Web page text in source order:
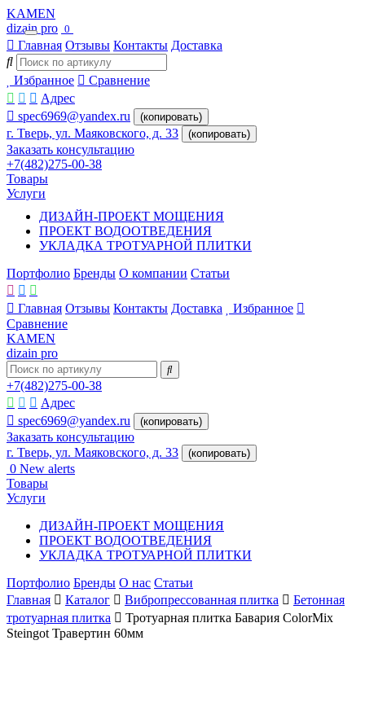
KAMEN
dizain pro 0
Главная Отзывы Контакты Доставка
Избранное
Сравнение
Адрес
spec6969@yandex.ru
(копировать)
г. Тверь, ул. Маяковского, д. 33 (копировать)
Заказать консультацию
+7(482)275-00-38
Товары
Услуги
ДИЗАЙН-ПРОЕКТ МОЩЕНИЯ
ПРОЕКТ ВОДООТВЕДЕНИЯ
УКЛАДКА ТРОТУАРНОЙ ПЛИТКИ
Портфолио Бренды О компании Статьи
Главная Отзывы Контакты Доставка
Избранное
Сравнение
KAMEN
dizain pro
+7(482)275-00-38
Адрес
spec6969@yandex.ru
(копировать)
Заказать консультацию
г. Тверь, ул. Маяковского, д. 33
(копировать)
0 New alerts
Товары
Услуги
ДИЗАЙН-ПРОЕКТ МОЩЕНИЯ
ПРОЕКТ ВОДООТВЕДЕНИЯ
УКЛАДКА ТРОТУАРНОЙ ПЛИТКИ
Портфолио Бренды О нас Статьи
Главная
Каталог Вибропрессованная плитка
Бетонная
тротуарная плитка
Тротуарная плитка Бавария ColorMix
Steingot Травертин 60мм